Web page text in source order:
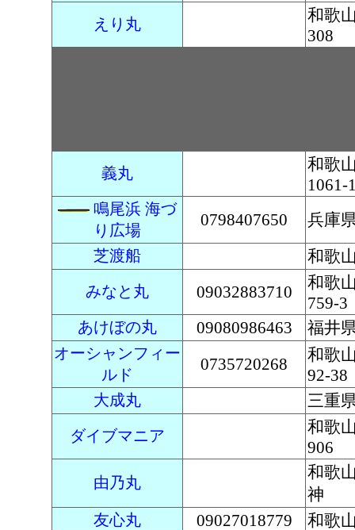
えり丸
和歌
308
義丸
和歌
1061-
鳴尾浜 海づ
り広場
0798407650 兵庫
芝渡船 和歌
みなと丸 09032883710
和歌
759-3
あけぼの丸 09080986463 福井
オーシャンフィー
ルド
0735720268
和歌
92-38
大成丸 三重
ダイブマニア
和歌
906
由乃丸
和歌
神
友心丸 09027018779 和歌